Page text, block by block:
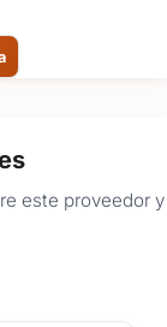
este proveedor y